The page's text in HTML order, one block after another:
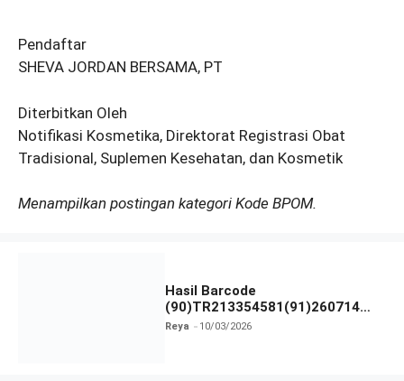
Pendaftar
SHEVA JORDAN BERSAMA, PT
Diterbitkan Oleh
Notifikasi Kosmetika, Direktorat Registrasi Obat
Tradisional, Suplemen Kesehatan, dan Kosmetik
Menampilkan postingan kategori Kode BPOM.
Hasil Barcode
(90)TR213354581(91)260714
dan Izin BPOM
Reya 10/03/2026